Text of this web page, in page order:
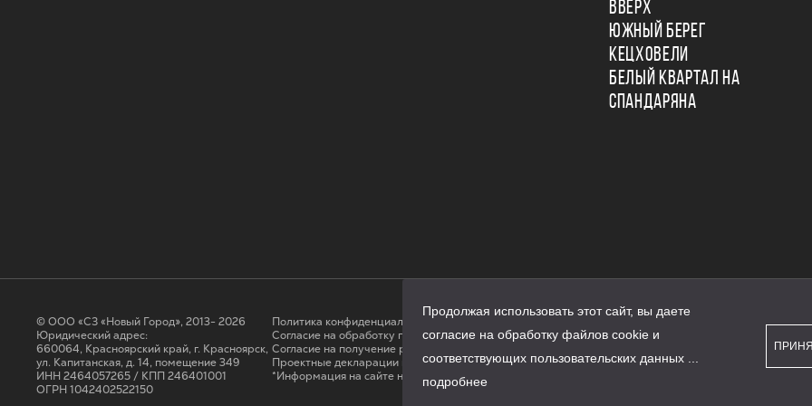
ВВЕРХ
ЮЖНЫЙ БЕРЕГ
КЕЦХОВЕЛИ
БЕЛЫЙ КВАРТАЛ НА
СПАНДАРЯНА
© ООО «СЗ «Новый Город», 2013- 2026
Юридический адрес:
660064, Красноярский край, г. Красноярск,
ул. Капитанская, д. 14, помещение 349
ИНН 2464057265 / КПП 246401001
ОГРН 1042402522150
Политика конфиденциальности
Согласие на обработку персональных данных
Cогласие на получение рассылки
Проектные декларации на сайте наш.дом.рф
*Информация на сайте не является публичной офертой
Продолжая использовать этот сайт, вы даете
согласие на обработку файлов cookie и
соответствующих пользовательских данных
подробнее